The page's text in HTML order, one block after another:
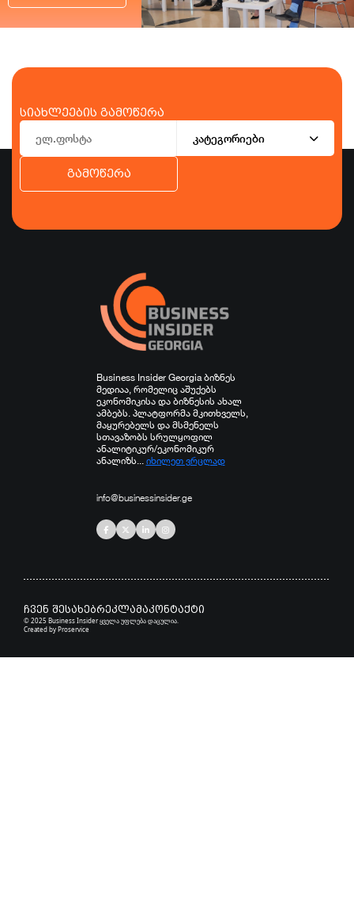
სიახლეების გამოწერა
კატეგორიები
გამოწერა
Business Insider Georgia ბიზნეს
მედიაა, რომელიც აშუქებს
ეკონომიკისა და ბიზნესის ახალ
ამბებს. პლატფორმა მკითხველს,
მაყურებელს და მსმენელს
სთავაზობს სრულყოფილ
ანალიტიკურ/ეკონომიკურ
ანალიზს... იხილეთ ვრცლად
info@businessinsider.ge
ჩვენ შესახებრეკლამაკონტაქტი
© 2025 Business Insider ყველა უფლება დაცულია.
Created byProservice